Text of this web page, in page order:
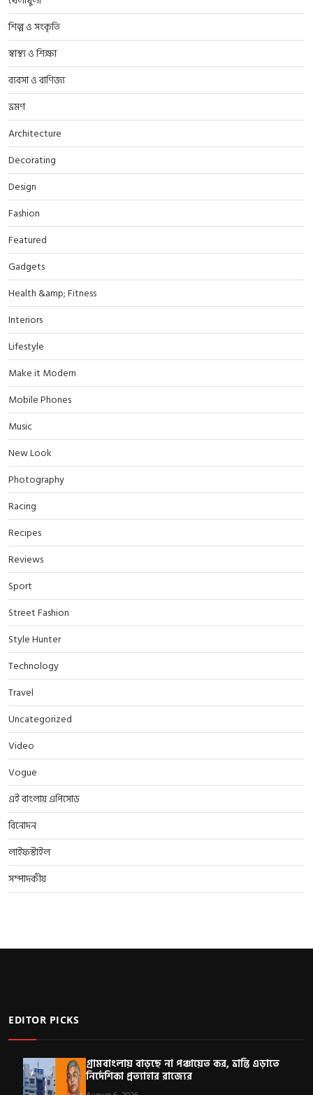
শিল্প ও সংকৃতি
স্বাস্থ্য ও শিক্ষা
ব্যবসা ও বাণিজ্য
ভ্রমণ
Architecture
Decorating
Design
Fashion
Featured
Gadgets
Health &amp; Fitness
Interiors
Lifestyle
Make it Modern
Mobile Phones
Music
New Look
Photography
Racing
Recipes
Reviews
Sport
Street Fashion
Style Hunter
Technology
Travel
Uncategorized
Video
Vogue
এই বাংলায় এপিসোড
বিনোদন
লাইফস্টাইল
সম্পাদকীয়
EDITOR PICKS
গ্রামবাংলায় বাড়ছে না পঞ্চায়েত কর, ভ্রান্তি এড়াতে
নির্দেশিকা প্রত্যাহার রাজ্যের